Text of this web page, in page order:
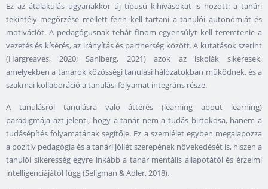
Ez az átalakulás ugyanakkor új típusú kihívásokat is hozott: a tanári
tekintély megőrzése mellett fenn kell tartani a tanulói autonómiát és
motivációt. A pedagógusnak tehát finom egyensúlyt kell teremtenie a
vezetés és kísérés, az irányítás és partnerség között. A kutatások szerint
(Hargreaves, 2020; Sahlberg, 2021) azok az iskolák sikeresek,
amelyekben a tanárok közösségi tanulási hálózatokban működnek, és a
szakmai kollaboráció a tanulási folyamat integráns része.
A tanulásról tanulásra való áttérés (learning about learning)
paradigmája azt jelenti, hogy a tanár nem a tudás birtokosa, hanem a
tudásépítés folyamatának segítője. Ez a szemlélet egyben megalapozza
a pozitív pedagógia és a tanári jóllét szerepének növekedését is, hiszen a
tanulói sikeresség egyre inkább a tanár mentális állapotától és érzelmi
intelligenciájától függ (Seligman & Adler, 2018).